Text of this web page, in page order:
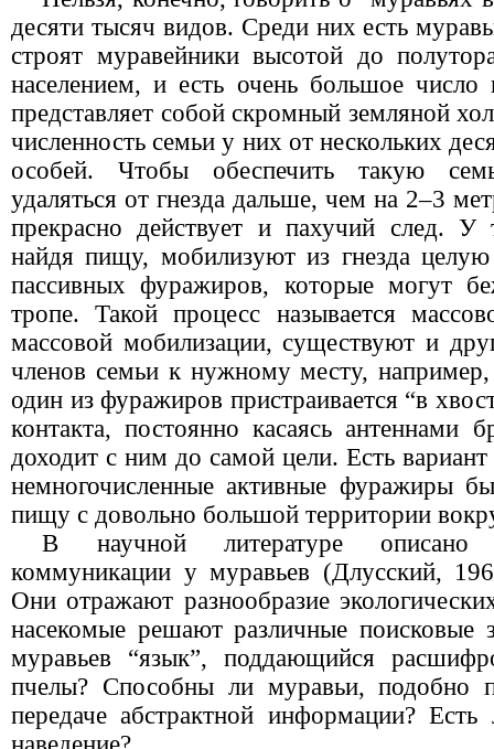
десяти тысяч видов. Среди них есть
строят муравейники высотой до
населением, и есть очень большое
представляет собой скромный земляной
численность семьи у них от нескольких
особей. Чтобы обеспечить такую
удаляться от гнезда дальше, чем на 2–3
прекрасно действует и пахучий след. У
найдя пищу, мобилизуют из гнезда
пассивных фуражиров, которые могут
тропе. Такой процесс называется
массовой мобилизации, существуют и
членов семьи к нужному месту,
один из фуражиров пристраивается “в
контакта, постоянно касаясь антеннами
доходит с ним до самой цели. Есть
немногочисленные активные фуражиры
пищу с довольно большой территории
В научной литературе описано
коммуникации у муравьев (Длусский,
Они отражают разнообразие
насекомые решают различные поисковые
муравьев “язык”, поддающийся
пчелы? Способны ли муравьи, подобно
передаче абстрактной информации?